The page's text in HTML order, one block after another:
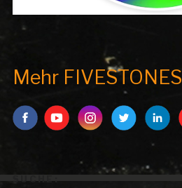
Mehr FIVESTONES
SUCHE: